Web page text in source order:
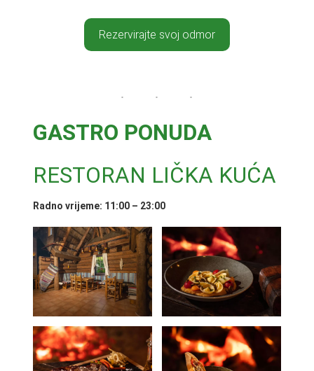
Rezervirajte svoj odmor
GASTRO PONUDA
RESTORAN LIČKA KUĆA
Radno vrijeme: 11:00 – 23:00